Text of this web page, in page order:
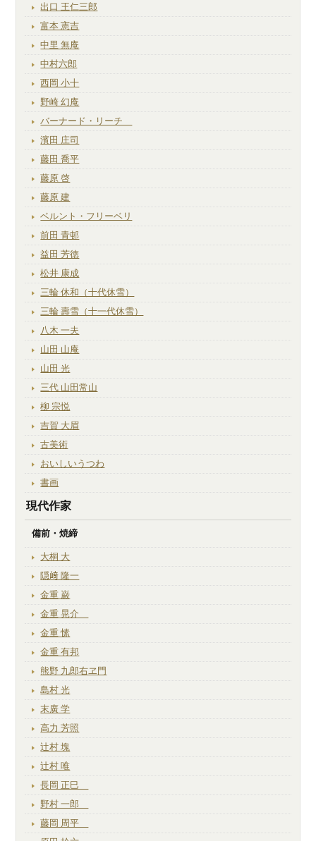
出口 王仁三郎
富本 憲吉
中里 無庵
中村六郎
西岡 小十
野崎 幻庵
バーナード・リーチ
濱田 庄司
藤田 喬平
藤原 啓
藤原 建
ベルント・フリーベリ
前田 青邨
益田 芳徳
松井 康成
三輪 休和（十代休雪）
三輪 壽雪（十一代休雪）
八木 一夫
山田 山庵
山田 光
三代 山田常山
柳 宗悦
吉賀 大眉
古美術
おいしいうつわ
書画
現代作家
備前・焼締
大桐 大
隠﨑 隆一
金重 巌
金重 晃介
金重 愫
金重 有邦
熊野 九郎右ヱ門
島村 光
末廣 学
高力 芳照
辻村 塊
辻村 唯
長岡 正巳
野村 一郎
藤岡 周平